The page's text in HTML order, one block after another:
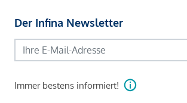
Der Infina Newsletter
Immer bestens informiert!